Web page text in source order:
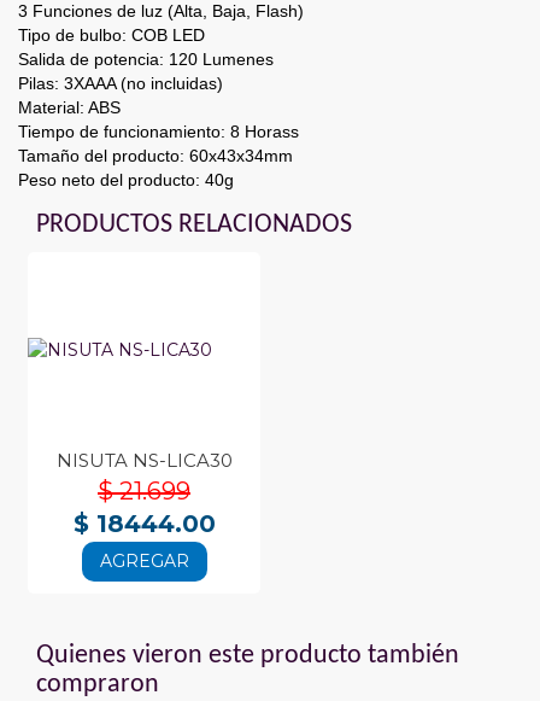
3 Funciones de luz (Alta, Baja, Flash)
Tipo de bulbo: COB LED
Salida de potencia: 120 Lumenes
Pilas: 3XAAA (no incluidas)
Material: ABS
Tiempo de funcionamiento: 8 Horass
Tamaño del producto: 60x43x34mm
Peso neto del producto: 40g
PRODUCTOS RELACIONADOS
NISUTA NS-LICA30
$ 21.699
$ 18444.00
AGREGAR
Quienes vieron este producto también
compraron